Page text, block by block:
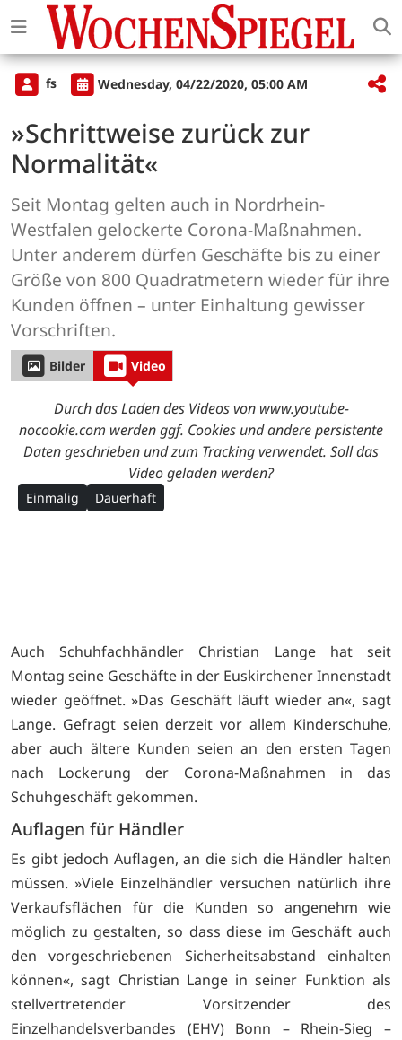
fs Wednesday, 04/22/2020, 05:00 AM
»Schrittweise zurück zur
Normalität«
Seit Montag gelten auch in Nordrhein-
Westfalen gelockerte Corona-Maßnahmen.
Unter anderem dürfen Geschäfte bis zu einer
Größe von 800 Quadratmetern wieder für ihre
Kunden öffnen – unter Einhaltung gewisser
Vorschriften.
Bilder Video
Durch das Laden des Videos von www.youtube-
nocookie.com werden ggf. Cookies und andere persistente
Daten geschrieben und zum Tracking verwendet. Soll das
Video geladen werden?
Einmalig Dauerhaft
Auch Schuhfachhändler Christian Lange hat seit
Montag seine Geschäfte in der Euskirchener Innenstadt
wieder geöffnet. »Das Geschäft läuft wieder an«, sagt
Lange. Gefragt seien derzeit vor allem Kinderschuhe,
aber auch ältere Kunden seien an den ersten Tagen
nach Lockerung der Corona-Maßnahmen in das
Schuhgeschäft gekommen.
Auflagen für Händler
Es gibt jedoch Auflagen, an die sich die Händler halten
müssen. »Viele Einzelhändler versuchen natürlich ihre
Verkaufsflächen für die Kunden so angenehm wie
möglich zu gestalten, so dass diese im Geschäft auch
den vorgeschriebenen Sicherheitsabstand einhalten
können«, sagt Christian Lange in seiner Funktion als
stellvertretender Vorsitzender des
Einzelhandelsverbandes (EHV) Bonn – Rhein-Sieg –